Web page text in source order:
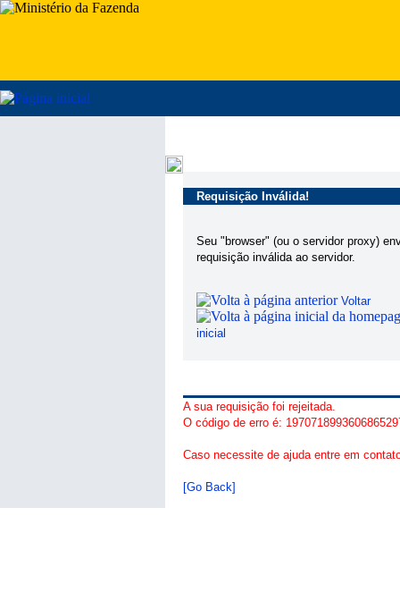
Requisição Inválida!
Seu "browser" (ou o servidor proxy)
requisição inválida ao servidor.
Voltar
inicial
A sua requisição foi rejeitada.
O código de erro é:
Caso necessite de ajuda entre em
[Go Back]